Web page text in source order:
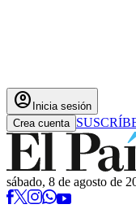
account_circle Inicia sesión
Crea cuenta
sábado, 8 de agosto de